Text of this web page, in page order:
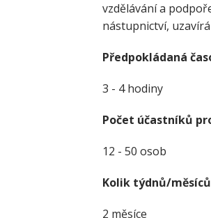
vzdělávání a
nástupnictví,
Předpokládaná
3 - 4 hodiny
Počet účastníků
12 - 50 osob
Kolik týdnů/
2 měsíce